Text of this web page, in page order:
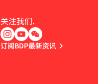
关注我们.
订阅BDP最新资讯